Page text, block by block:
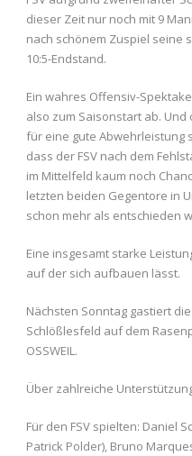
dieser Zeit nur noch mit 9
nach schönem Zuspiel seine
10:5-Endstand.
Ein wahres Offensiv-
also zum Saisonstart ab.
für eine gute Abwehrleistung
dass der FSV nach dem
im Mittelfeld kaum noch
letzten beiden Gegentore in
schon mehr als entschieden
Eine insgesamt starke
auf der sich aufbauen lässt.
Nächsten Sonntag gastiert
Schlößlesfeld auf dem
OSSWEIL.
Über zahlreiche
Für den FSV spielten: Daniel
Patrick Polder), Bruno